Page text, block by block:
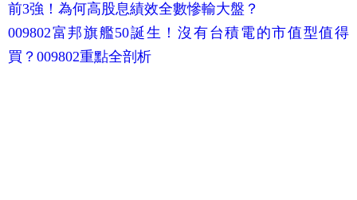
前3強！為何高股息績效全數慘輸大盤？
009802富邦旗艦50誕生！沒有台積電的市值型值得
買？009802重點全剖析